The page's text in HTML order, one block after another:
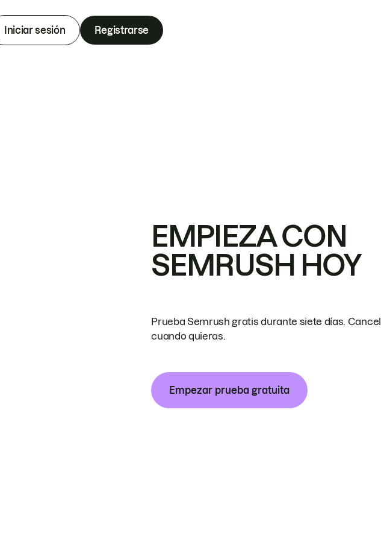
Iniciar sesión Registrarse
EMPIEZA CON
SEMRUSH HOY
Prueba Semrush gratis durante siete días.
cuando quieras.
Empezar prueba gratuita